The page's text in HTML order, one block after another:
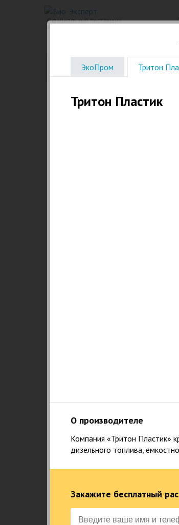
Официальный поставщик
Био Станции Пластиковые
НАШ ПРИНЦИП
Честность и качество
ЭкоПром Тритон
Тритон Пластик
О производителе
Компания «Тритон Пластик»
дизельного топлива,
Закажите бесплатный